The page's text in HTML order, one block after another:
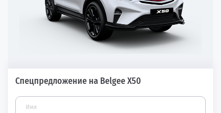
Спецпредложение на Belgee X50